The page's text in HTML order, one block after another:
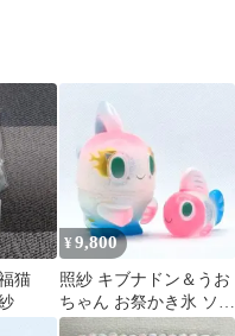
猫
¥9,800
照紗 キブナドン＆うお
ちゃん お祭かき氷 ソフ
ビ